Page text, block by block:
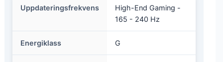
Uppdateringsfrekvens
High-End Gaming -
165 - 240 Hz
Energiklass G